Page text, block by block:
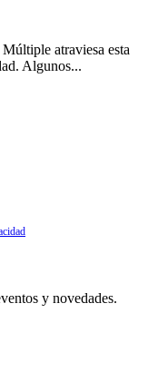
atraviesa esta
Algunos...
y novedades.